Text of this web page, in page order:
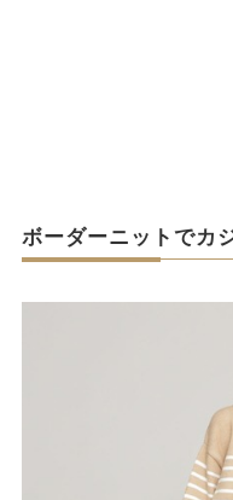
ボーダーニットでカ